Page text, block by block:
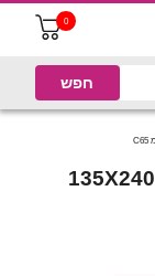
0
1,000 מעטפות Packing List גודל 135X240